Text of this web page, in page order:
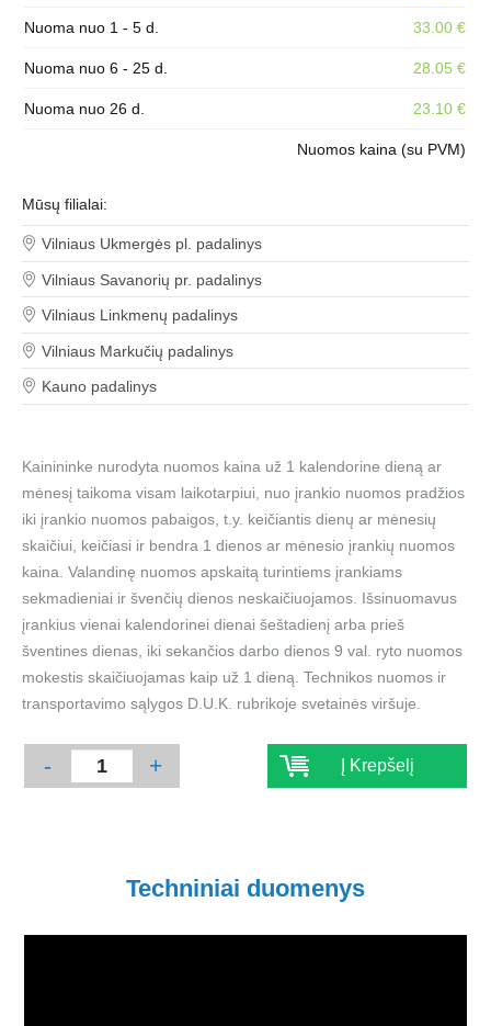
Nuoma nuo 1 - 5 d. 33.00 €
Nuoma nuo 6 - 25 d. 28.05 €
Nuoma nuo 26 d. 23.10 €
Nuomos kaina (su PVM)
Mūsų filialai:
Vilniaus Ukmergės pl. padalinys
Vilniaus Savanorių pr. padalinys
Vilniaus Linkmenų padalinys
Vilniaus Markučių padalinys
Kauno padalinys
Kainininke nurodyta nuomos kaina už 1 kalendorine dieną ar
mėnesį taikoma visam laikotarpiui, nuo įrankio nuomos pradžios
iki įrankio nuomos pabaigos, t.y. keičiantis dienų ar mėnesių
skaičiui, keičiasi ir bendra 1 dienos ar mėnesio įrankių nuomos
kaina. Valandinę nuomos apskaitą turintiems įrankiams
sekmadieniai ir švenčių dienos neskaičiuojamos. Išsinuomavus
įrankius vienai kalendorinei dienai šeštadienį arba prieš
šventines dienas, iki sekančios darbo dienos 9 val. ryto nuomos
mokestis skaičiuojamas kaip už 1 dieną. Technikos nuomos ir
transportavimo sąlygos D.U.K. rubrikoje svetainės viršuje.
- + Į Krepšelį
Techniniai duomenys